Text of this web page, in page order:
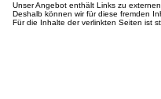
Unser Angebot enthält Links zu
Deshalb können wir für diese fremden
Für die Inhalte der verlinkten Seiten ist